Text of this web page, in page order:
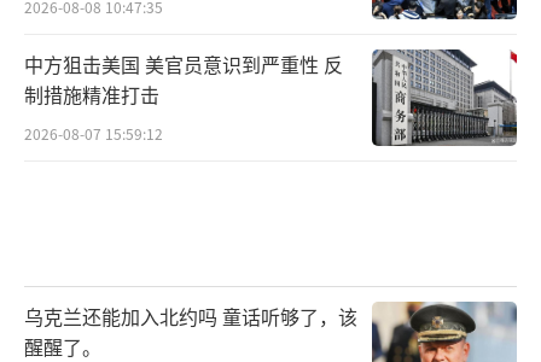
2026-08-08 10:47:35
中方狙击美国 美官员意识到严重性 反
制措施精准打击
2026-08-07 15:59:12
乌克兰还能加入北约吗 童话听够了，该
醒醒了。